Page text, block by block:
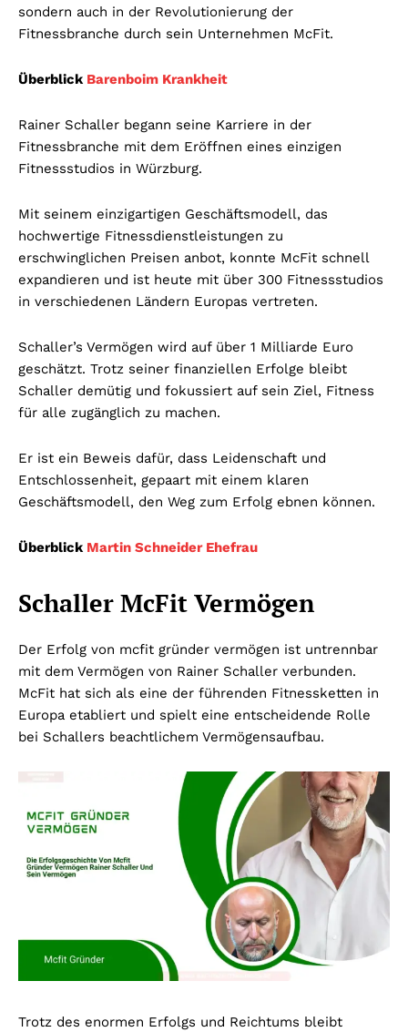
sondern auch in der Revolutionierung der
Fitnessbranche durch sein Unternehmen McFit.
Überblick Barenboim Krankheit
Rainer Schaller begann seine Karriere in der
Fitnessbranche mit dem Eröffnen eines einzigen
Fitnessstudios in Würzburg.
Mit seinem einzigartigen Geschäftsmodell, das
hochwertige Fitnessdienstleistungen zu
erschwinglichen Preisen anbot, konnte McFit schnell
expandieren und ist heute mit über 300 Fitnessstudios
in verschiedenen Ländern Europas vertreten.
Schaller’s Vermögen wird auf über 1 Milliarde Euro
geschätzt. Trotz seiner finanziellen Erfolge bleibt
Schaller demütig und fokussiert auf sein Ziel, Fitness
für alle zugänglich zu machen.
Er ist ein Beweis dafür, dass Leidenschaft und
Entschlossenheit, gepaart mit einem klaren
Geschäftsmodell, den Weg zum Erfolg ebnen können.
Überblick Martin Schneider Ehefrau
Schaller McFit Vermögen
Der Erfolg von mcfit gründer vermögen ist untrennbar
mit dem Vermögen von Rainer Schaller verbunden.
McFit hat sich als eine der führenden Fitnessketten in
Europa etabliert und spielt eine entscheidende Rolle
bei Schallers beachtlichem Vermögensaufbau.
Trotz des enormen Erfolgs und Reichtums bleibt